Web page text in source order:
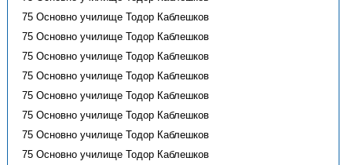
75 Основно училище Тодор Каблешков
75 Основно училище Тодор Каблешков
75 Основно училище Тодор Каблешков
75 Основно училище Тодор Каблешков
75 Основно училище Тодор Каблешков
75 Основно училище Тодор Каблешков
75 Основно училище Тодор Каблешков
75 Основно училище Тодор Каблешков